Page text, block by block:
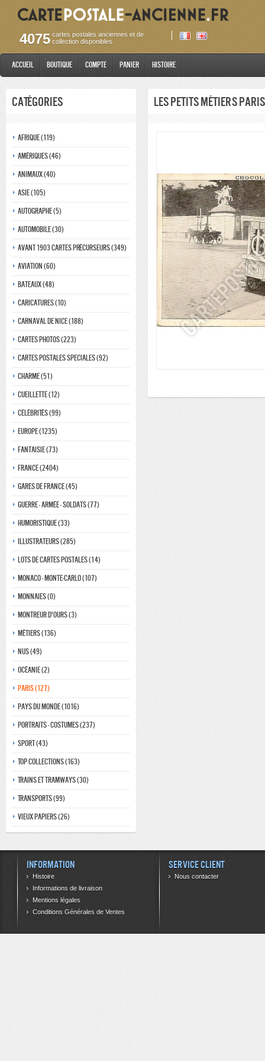
4075 cartes postales anciennes et de
collection disponibles.
Accueil Boutique Compte Panier Histoire
Catégories
Afrique (119)
Amériques (46)
Animaux (40)
Asie (105)
Autographe (5)
Automobile (30)
Avant 1903 Cartes précurseurs (349)
Aviation (60)
Bateaux (48)
Caricatures (10)
Carnaval de nice (188)
Cartes photos (223)
Cartes postales speciales (92)
Charme (51)
Cueillette (12)
Célébrités (99)
Europe (1235)
Fantaisie (73)
France (2404)
Gares de france (45)
Guerre - Armée - Soldats (77)
Humoristique (33)
Illustrateurs (285)
Lots de Cartes Postales (14)
Monaco - monte-carlo (107)
Monnaies (0)
Montreur d'ours (3)
Métiers (136)
Nus (49)
Océanie (2)
Paris (127)
Pays du monde (1016)
Portraits - costumes (237)
Sport (43)
Top collections (163)
Trains et tramways (30)
Transports (99)
Vieux papiers (26)
Les petits métiers
Information
Histoire
Informations de livraison
Mentions légales
Conditions Générales de Ventes
Service client
Nous contacter